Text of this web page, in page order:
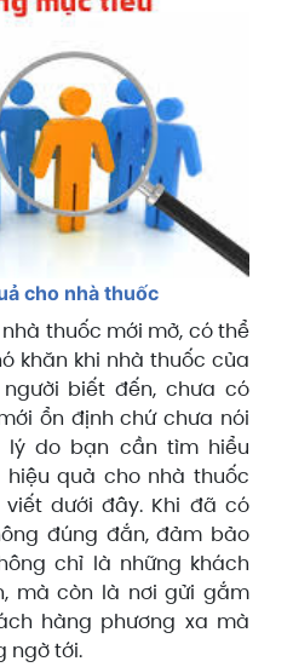
cho nhà thuốc
thuốc mới mở, có thể
khăn khi nhà thuốc của
biết đến, chưa có
ổn định chứ chưa nói
lý do bạn cần tìm hiểu
quả cho nhà thuốc
dưới đây. Khi đã có
đúng đắn, đảm bảo
chỉ là những khách
mà còn là nơi gửi gắm
hàng phương xa mà
ngờ tới.